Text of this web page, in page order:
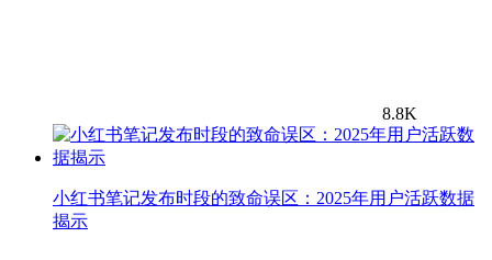
8.8K
小红书笔记发布时段的致命误区：2025年用户活跃数据
揭示